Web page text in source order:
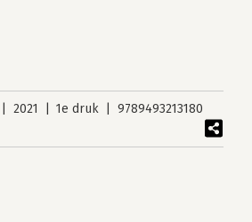
2021 1e druk 9789493213180